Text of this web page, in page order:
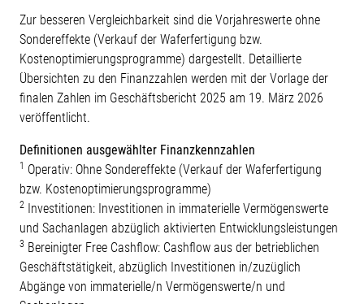
Zur besseren Vergleichbarkeit sind die Vorjahreswerte ohne
Sondereffekte (Verkauf der Waferfertigung bzw.
Kostenoptimierungsprogramme) dargestellt. Detaillierte
Übersichten zu den Finanzzahlen werden mit der Vorlage der
finalen Zahlen im Geschäftsbericht 2025 am 19. März 2026
veröffentlicht.
Definitionen ausgewählter Finanzkennzahlen
1 Operativ: Ohne Sondereffekte (Verkauf der Waferfertigung
bzw. Kostenoptimierungsprogramme)
2 Investitionen: Investitionen in immaterielle Vermögenswerte
und Sachanlagen abzüglich aktivierten Entwicklungsleistungen
3 Bereinigter Free Cashflow: Cashflow aus der betrieblichen
Geschäftstätigkeit, abzüglich Investitionen in/zuzüglich
Abgänge von immaterielle/n Vermögenswerte/n und